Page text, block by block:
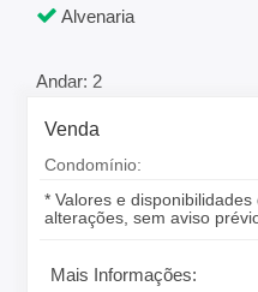
Alvenaria
Andar: 2
Venda
Condomínio:
* Valores e
alterações, sem aviso
Mais Informações: